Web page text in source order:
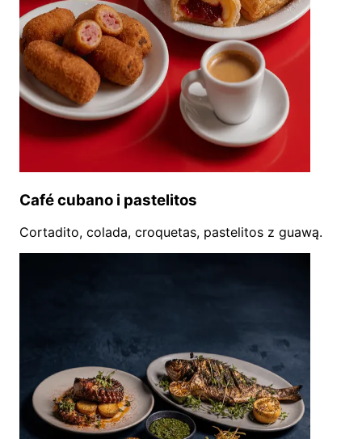
Café cubano i pastelitos
Cortadito, colada, croquetas, pastelitos z guawą.